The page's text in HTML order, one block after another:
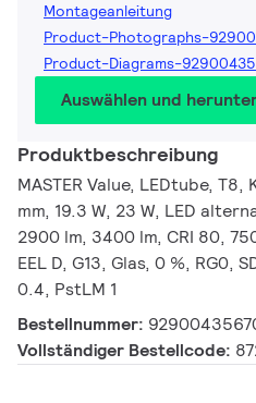
Montageanleitung
Product-Photographs-
Product-Diagrams-
Auswählen und
Produktbeschreibung
MASTER Value, LEDtube,
mm, 19.3 W, 23 W, LED
2900 lm, 3400 lm, CRI 80,
EEL D, G13, Glas, 0 %, RG0,
0.4, PstLM 1
Bestellnummer:
Vollständiger Bestellcode: